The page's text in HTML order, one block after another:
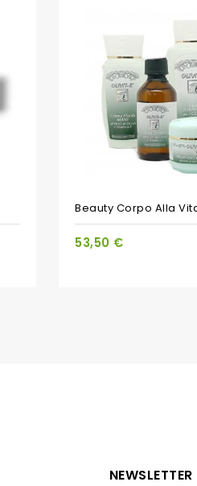
Beauty Corpo Alla
53,50 €
NEWSLETTER